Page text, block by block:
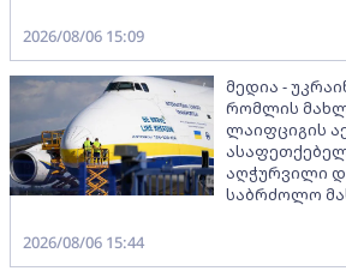
2026/08/06 15:09
მედია -
რომლის
ლაიფციგის
აღჭურვილი
საბრძოლო
2026/08/06 15:44